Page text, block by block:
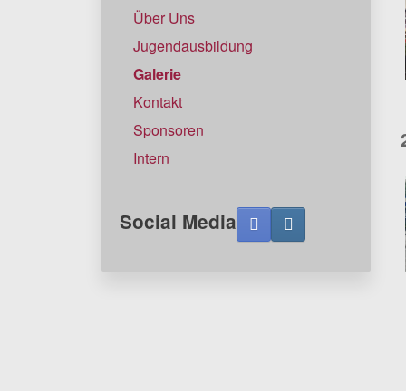
Über Uns
Jugendausbildung
Galerie
Kontakt
Sponsoren
Intern
Social Media